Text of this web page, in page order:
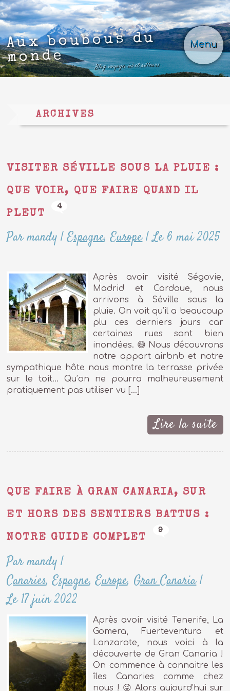
Menu
Aux boubous du
monde
Blog voyage, ici et ailleurs
ARCHIVES
VISITER SÉVILLE SOUS LA PLUIE :
QUE VOIR, QUE FAIRE QUAND IL
PLEUT
4
Par mandy |Espagne,Europe|Le 6 mai 2025
Après avoir visité Ségovie,
Madrid et Cordoue, nous
arrivons à Séville sous la
pluie. On voit qu’il a beaucoup
plu ces derniers jours car
certaines rues sont bien
inondées. 😅 Nous découvrons
notre appart airbnb et notre
sympathique hôte nous montre la terrasse privée
sur le toit… Qu’on ne pourra malheureusement
pratiquement pas utiliser vu […]
Lire la suite
QUE FAIRE À GRAN CANARIA, SUR
ET HORS DES SENTIERS BATTUS :
NOTRE GUIDE COMPLET
9
Par mandy |
Canaries,Espagne,Europe, Gran Canaria|
Le 17 juin 2022
Après avoir visité Tenerife, La
Gomera, Fuerteventura et
Lanzarote, nous voici à la
découverte de Gran Canaria !
On commence à connaitre les
îles Canaries comme chez
nous ! 😜 Alors aujourd’hui sur